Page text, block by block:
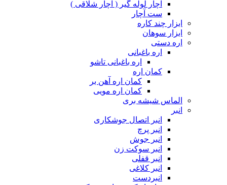
آچار لوله گیر ( آچار شلاقی )
ست آچار
ابزار چند کاره
ابزار سوهان
اره دستی
اره باغبانی
اره باغبانی تاشو
کمان اره
کمان اره آهن بر
کمان اره مویی
الماس شیشه بری
انبر
انبر اتصال جوشکاری
انبر پرچ
انبر جوش
انبر سوکت زن
انبر قفلی
انبر کلاغی
انبردست